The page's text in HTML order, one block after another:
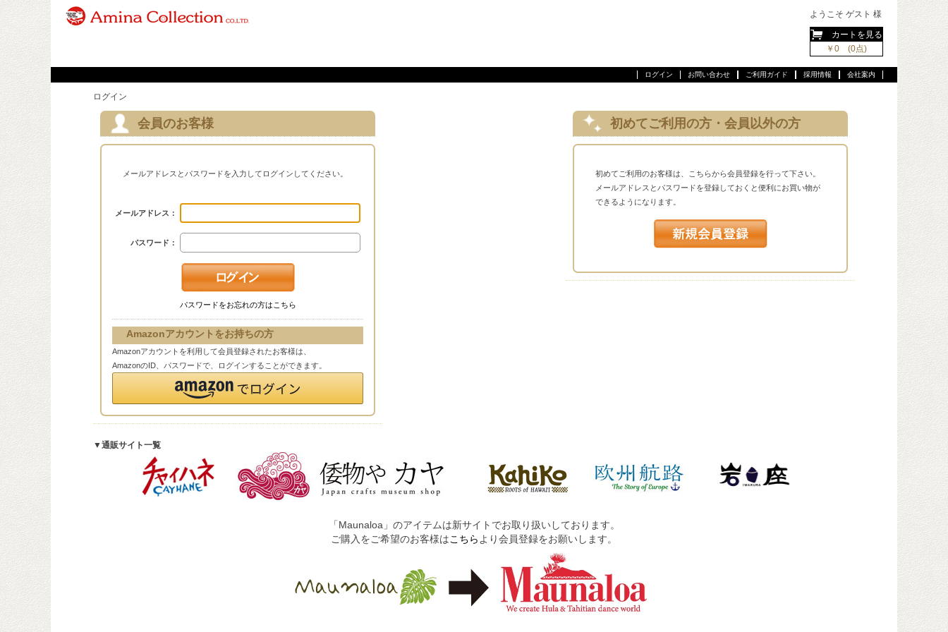
ようこそ ゲスト 様
カートを見る
￥0 (0点)
会社案内
採用情報
ご利用ガイド
お問い合わせ
ログイン
ログイン
会員のお客様
メールアドレスとパスワードを入力してログインしてください。
メールアドレス：
パスワード：
パスワードをお忘れの方はこちら
Amazonアカウントをお持ちの方
Amazonアカウントを利用して会員登録されたお客様は、
AmazonのID、パスワードで、ログインすることができます。
初めてご利用の方・会員以外の方
初めてご利用のお客様は、こちらから会員登録を行って下さい。
メールアドレスとパスワードを登録しておくと便利にお買い物が
できるようになります。
▼通販サイト一覧
「Maunaloa」のアイテムは新サイトでお取り扱いしております。
ご購入をご希望のお客様はこちら より会員登録をお願いします。